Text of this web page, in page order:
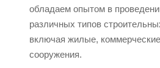
обладаем опытом в
различных типов
включая жилые,
сооружения.